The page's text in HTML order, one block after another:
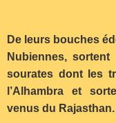
De leurs bouches
Nubiennes,
sourates dont les
l’Alhambra et
venus du Rajasthan.